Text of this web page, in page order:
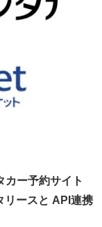
ー予約サイト
リースと API連携